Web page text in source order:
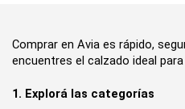
Comprar en Avia es rápido,
encuentres el calzado ideal
1. Explorá las categorías